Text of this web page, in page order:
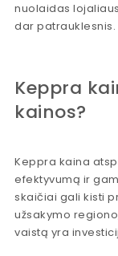
nuolaidas
dar patrauklesnis.
Keppra
kainos?
Keppra kaina
efektyvumą ir
skaičiai gali kisti
užsakymo
vaistą yra